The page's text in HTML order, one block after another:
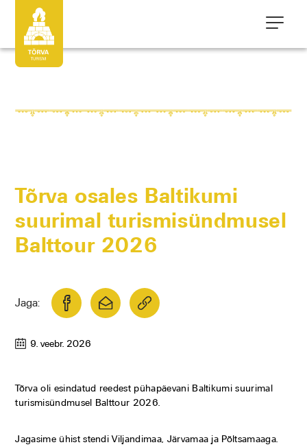
Tõrva osales Baltikumi
suurimal turismisündmusel
Balttour 2026
Jaga:
9. veebr. 2026
Tõrva oli esindatud reedest pühapäevani Baltikumi suurimal
turismisündmusel Balttour 2026.
Jagasime ühist stendi Viljandimaa, Järvamaa ja Põltsamaaga.